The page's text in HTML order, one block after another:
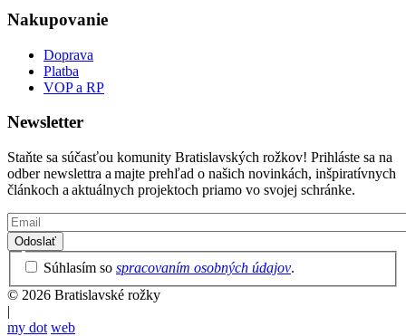
Nakupovanie
Doprava
Platba
VOP a RP
Newsletter
Staňte sa súčasťou komunity Bratislavských rožkov! Prihláste sa na
odber newslettra a majte prehľad o našich novinkách, inšpiratívnych
článkoch a aktuálnych projektoch priamo vo svojej schránke.
Email
Privacy
Policy
Súhlasím so spracovaním osobných údajov.
© 2026 Bratislavské rožky
|
my dot web